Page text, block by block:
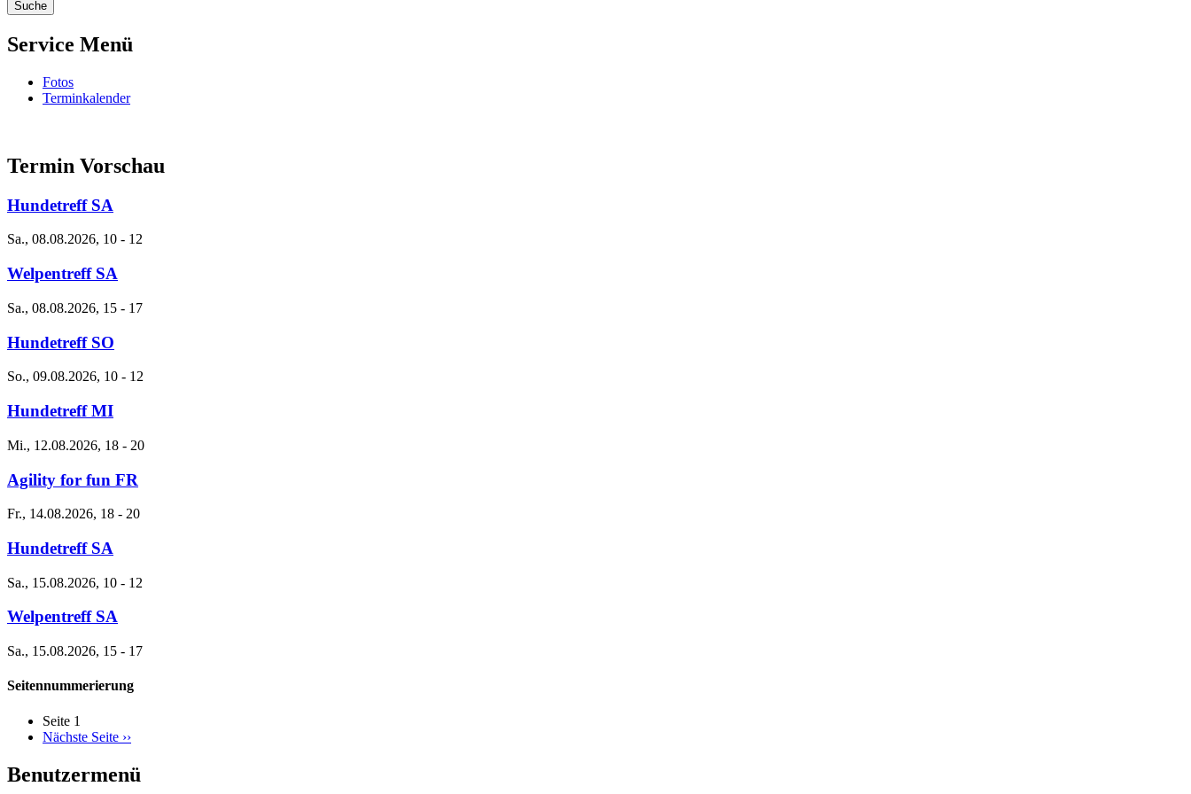
Service Menü
Fotos
Terminkalender
Termin Vorschau
Hundetreff SA
Sa., 08.08.2026, 10 - 12
Welpentreff SA
Sa., 08.08.2026, 15 - 17
Hundetreff SO
So., 09.08.2026, 10 - 12
Hundetreff MI
Mi., 12.08.2026, 18 - 20
Agility for fun FR
Fr., 14.08.2026, 18 - 20
Hundetreff SA
Sa., 15.08.2026, 10 - 12
Welpentreff SA
Sa., 15.08.2026, 15 - 17
Seitennummerierung
Seite 1
Nächste Seite ››
Benutzermenü